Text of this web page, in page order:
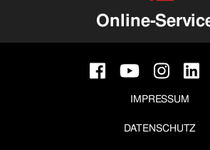
Online-
IMPRESSUM
DATENSCHUTZ